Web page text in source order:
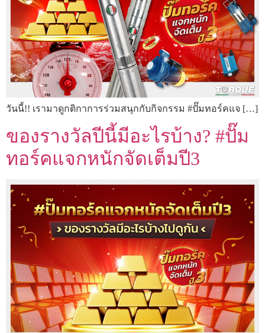
วันนี้!! เรามาดูกติกาการร่วมสนุกกับกิจกรรม #ปั๊มทอร์คแจ […]
ของรางวัลปีนี้มีอะไรบ้าง? #ปั๊ม
ทอร์คแจกหนักจัดเต็มปี3